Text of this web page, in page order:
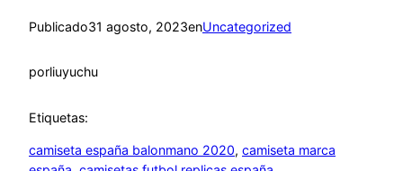
Publicado31 agosto, 2023enUncategorized
porliuyuchu
Etiquetas:
camiseta españa balonmano 2020, camiseta marca